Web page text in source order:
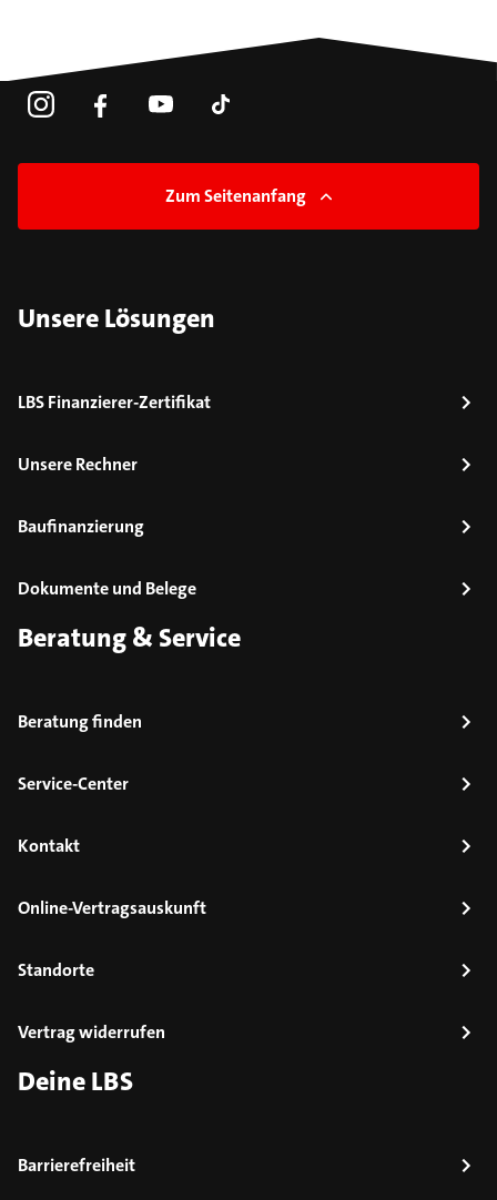
Zum Seitenanfang
Unsere Lösungen
LBS Finanzierer-Zertifikat
Unsere Rechner
Baufinanzierung
Dokumente und Belege
Beratung & Service
Beratung finden
Service-Center
Kontakt
Online-Vertragsauskunft
Standorte
Vertrag widerrufen
Deine LBS
Barrierefreiheit